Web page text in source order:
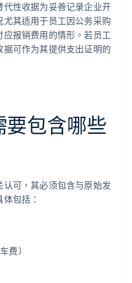
性收据为妥善记录企业开
其适用于员工因公务采购
报销费用的情形。若员工
可作为其提供支出证明的
要包含哪些
可，其必须包含与原始发
包括：
费）